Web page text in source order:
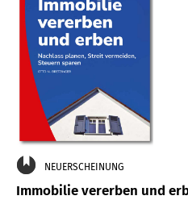
NEUERSCHEINUNG
Immobilie vererben und